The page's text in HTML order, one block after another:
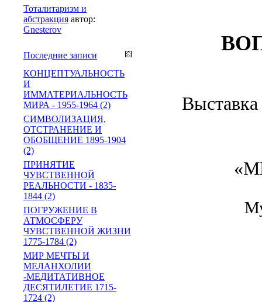
Тоталитаризм и
абстракция автор:
Gnesterov
Последние записи
КОНЦЕПТУАЛЬНОСТЬ
И
ИММАТЕРИАЛЬНОСТЬ
МИРА - 1955-1964 (2)
СИМВОЛИЗАЦИЯ,
ОТСТРАНЕНИЕ И
ОБОБЩЕНИЕ 1895-1904
(2)
ПРИНЯТИЕ
ЧУВСТВЕННОЙ
РЕАЛЬНОСТИ - 1835-
1844 (2)
ПОГРУЖЕНИЕ В
АТМОСФЕРУ
ЧУВСТВЕННОЙ ЖИЗНИ
1775-1784 (2)
МИР МЕЧТЫ И
МЕЛАНХОЛИИ
-МЕДИТАТИВНОЕ
ДЕСЯТИЛЕТИЕ 1715-
1724 (2)